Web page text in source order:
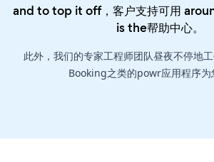
and to top it off，客户支持可用
is the帮助中心。
此外，我们的专家工程师团队昼夜不停地
Booking之类的powr应用程序为